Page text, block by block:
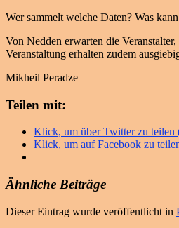
Wer sammelt welche Daten? Was
Von Nedden erwarten die
Veranstaltung erhalten zudem
Mikheil Peradze
Teilen mit:
Klick, um über Twitter zu teilen
Klick, um auf Facebook zu
Ähnliche Beiträge
Dieser Eintrag wurde veröffentlicht in